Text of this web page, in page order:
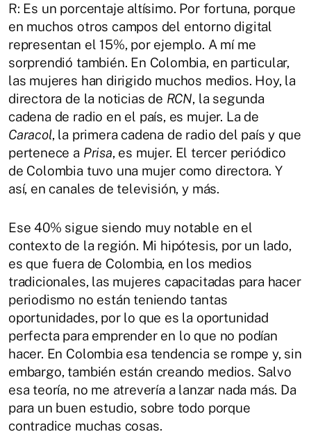
R: Es un porcentaje altísimo. Por fortuna, porque
en muchos otros campos del entorno digital
representan el 15%, por ejemplo. A mí me
sorprendió también. En Colombia, en particular,
las mujeres han dirigido muchos medios. Hoy, la
directora de la noticias de RCN, la segunda
cadena de radio en el país, es mujer. La de
Caracol, la primera cadena de radio del país y que
pertenece a Prisa, es mujer. El tercer periódico
de Colombia tuvo una mujer como directora. Y
así, en canales de televisión, y más.
Ese 40% sigue siendo muy notable en el
contexto de la región. Mi hipótesis, por un lado,
es que fuera de Colombia, en los medios
tradicionales, las mujeres capacitadas para hacer
periodismo no están teniendo tantas
oportunidades, por lo que es la oportunidad
perfecta para emprender en lo que no podían
hacer. En Colombia esa tendencia se rompe y, sin
embargo, también están creando medios. Salvo
esa teoría, no me atrevería a lanzar nada más. Da
para un buen estudio, sobre todo porque
contradice muchas cosas.